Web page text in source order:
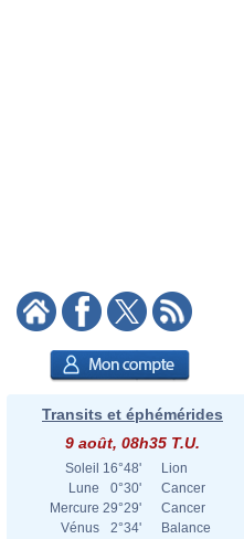
Transits et éphémérides
9 août, 08h35 T.U.
Soleil 16°48'
Lion
Lune
0°30'
Cancer
Mercure 29°29'
Cancer
Vénus
2°34'
Balance